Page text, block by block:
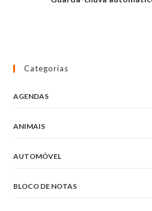
Categorias
AGENDAS
ANIMAIS
AUTOMÓVEL
BLOCO DE NOTAS